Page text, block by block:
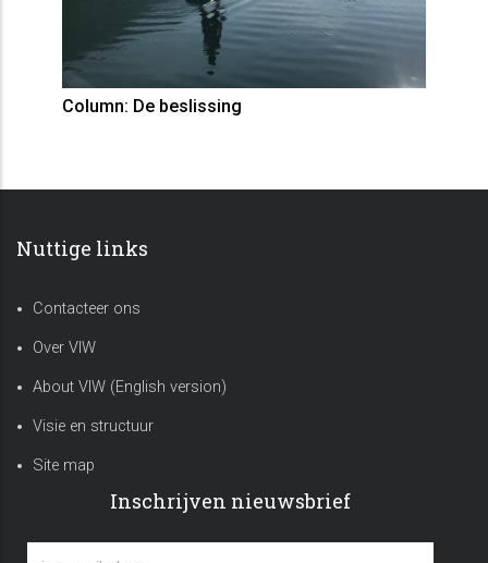
Column: De beslissing
Nuttige links
Contacteer ons
Over VIW
About VIW (English version)
Visie en structuur
Site map
Inschrijven nieuwsbrief